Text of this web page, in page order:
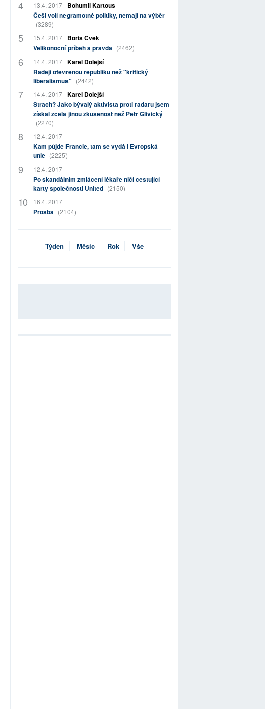
13.4. 2017
Bohumil Kartous
Češi volí negramotné politiky, nemají na výběr
(3289)
15.4. 2017
Boris Cvek
Velikonoční příběh a pravda (2462)
14.4. 2017 Karel Dolejší
Raději otevřenou republiku než "kritický
liberalismus" (2442)
14.4. 2017 Karel Dolejší
Strach? Jako bývalý aktivista proti radaru jsem
získal zcela jinou zkušenost než Petr Glivický
(2270)
12.4. 2017
Kam půjde Francie, tam se vydá i Evropská
unie (2225)
12.4. 2017
Po skandálním zmlácení lékaře ničí cestující
karty společnosti United (2150)
16.4. 2017
Prosba (2104)
Týden Měsíc Rok Vše
4684